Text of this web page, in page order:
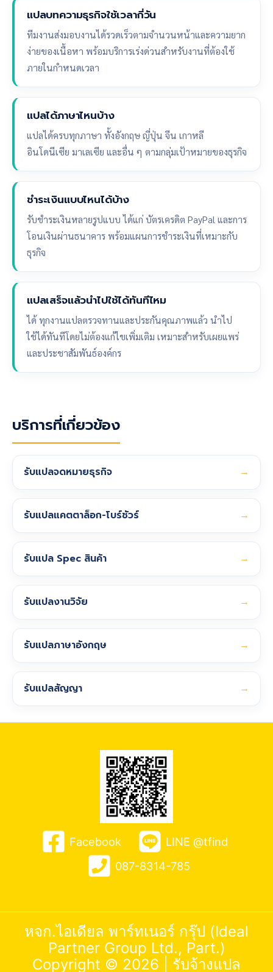
แปลบทความธุรกิจใช้เวลากี่วัน
ทีมงานส่งมอบงานได้รวดเร็วตามจำนวนหน้าและความยาก
ง่ายของเนื้อหา พร้อมบริการเร่งด่วนสำหรับงานที่ต้องใช้
ภายในกำหนดเวลา
แปลได้ภาษาไหนบ้าง
แปลได้ครบทุกภาษา ทั้งอังกฤษ ญี่ปุ่น จีน เกาหลี
อินโดนีเซีย มาเลเซีย และอื่น ๆ ตามกลุ่มเป้าหมายของธุรกิจ
ชำระเงินแบบไหนได้บ้าง
รับชำระเงินหลายรูปแบบ ได้แก่ บัตรเครดิต PayPal และการ
โอนเงินผ่านธนาคาร พร้อมแผนการชำระเงินที่เหมาะกับ
ธุรกิจ
แปลเสร็จแล้วนำไปใช้ได้ทันทีไหม
ได้ ทุกงานแปลตรวจทานและประกันคุณภาพแล้ว นำไป
ใช้ได้ทันทีโดยไม่ต้องแก้ไขเพิ่มเติม เหมาะสำหรับเผยแพร่
และประชาสัมพันธ์องค์กร
บริการที่เกี่ยวข้อง
รับแปลจดหมายธุรกิจ →
รับแปลแคตตาล็อก-โบร์ชัวร์ →
รับแปล Spec สินค้า →
รับแปลงานวิจัย →
รับแปลภาษาอังกฤษ →
รับแปลสัญญา →
Facebook
LINE @tfind
087-8314-785
หจก.ไอเดียล พาร์ทเนอร์ กรุ๊ป (Ideal
Partner Group Ltd., Part.)
Copyright © 2026 | รับจ้างแปล